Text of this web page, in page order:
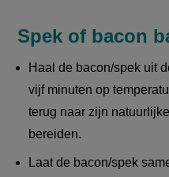
Spek of bacon
Haal de bacon/spek uit
vijf minuten op
terug naar zijn
bereiden.
Laat de bacon/spek